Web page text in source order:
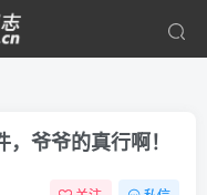
爷爷的真行啊！